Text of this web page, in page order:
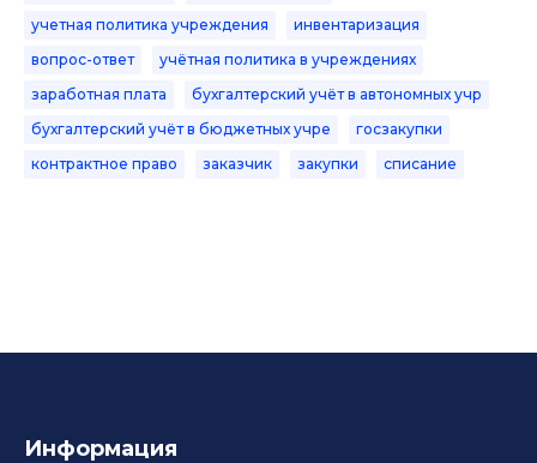
учетная политика учреждения
инвентаризация
вопрос-ответ
учётная политика в учреждениях
заработная плата
бухгалтерский учёт в автономных учр
бухгалтерский учёт в бюджетных учре
госзакупки
контрактное право
заказчик закупки списание
Информация